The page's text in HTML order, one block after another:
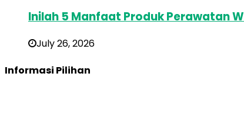
Inilah 5 Manfaat Produk Perawatan
July 26, 2026
Informasi Pilihan